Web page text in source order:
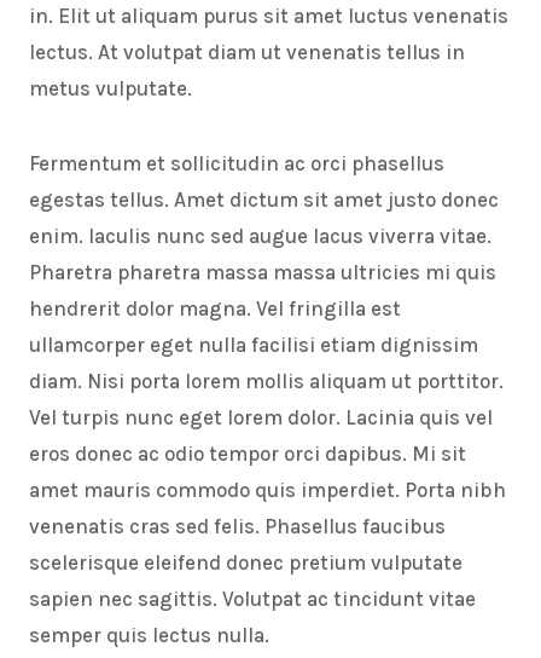
in. Elit ut aliquam purus sit amet luctus venenatis
lectus. At volutpat diam ut venenatis tellus in
metus vulputate.
Fermentum et sollicitudin ac orci phasellus
egestas tellus. Amet dictum sit amet justo donec
enim. Iaculis nunc sed augue lacus viverra vitae.
Pharetra pharetra massa massa ultricies mi quis
hendrerit dolor magna. Vel fringilla est
ullamcorper eget nulla facilisi etiam dignissim
diam. Nisi porta lorem mollis aliquam ut porttitor.
Vel turpis nunc eget lorem dolor. Lacinia quis vel
eros donec ac odio tempor orci dapibus. Mi sit
amet mauris commodo quis imperdiet. Porta nibh
venenatis cras sed felis. Phasellus faucibus
scelerisque eleifend donec pretium vulputate
sapien nec sagittis. Volutpat ac tincidunt vitae
semper quis lectus nulla.